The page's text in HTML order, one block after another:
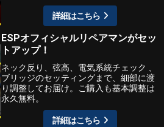
詳細はこちら
ESPオフィシャルリペアマンがセッ
トアップ！
ネック反り、弦高、電気系統チェック 、
ブリッジのセッティングまで、細部に渡
り調整してお届け。ご購入も基本調整は
永久無料。
詳細はこちら